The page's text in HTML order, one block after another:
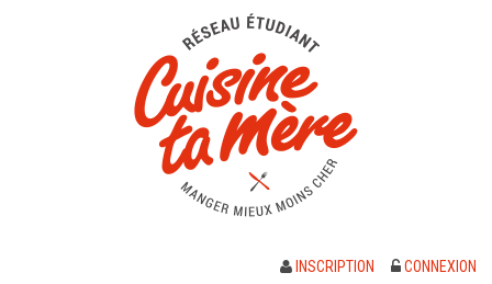
INSCRIPTION CONNEXION